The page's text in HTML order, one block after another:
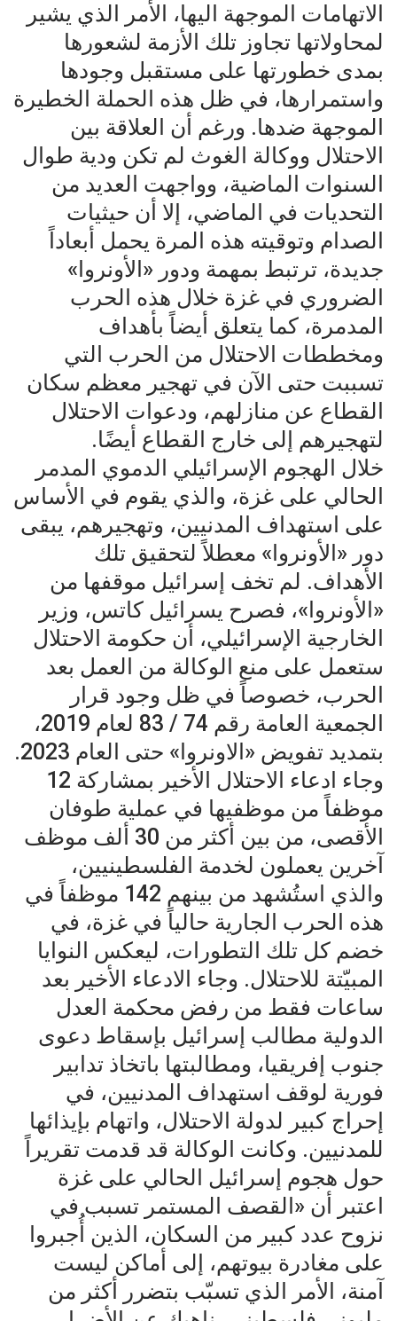
الاتهامات الموجهة اليها، الأمر الذي يشير
لمحاولاتها تجاوز تلك الأزمة لشعورها
بمدى خطورتها على مستقبل وجودها
واستمرارها، في ظل هذه الحملة الخطيرة
الموجهة ضدها. ورغم أن العلاقة بين
الاحتلال ووكالة الغوث لم تكن ودية طوال
السنوات الماضية، وواجهت العديد من
التحديات في الماضي، إلا أن حيثيات
الصدام وتوقيته هذه المرة يحمل أبعاداً
جديدة، ترتبط بمهمة ودور «الأونروا»
الضروري في غزة خلال هذه الحرب
المدمرة، كما يتعلق أيضاً بأهداف
ومخططات الاحتلال من الحرب التي
تسببت حتى الآن في تهجير معظم سكان
القطاع عن منازلهم، ودعوات الاحتلال
لتهجيرهم إلى خارج القطاع أيضًا.
خلال الهجوم الإسرائيلي الدموي المدمر
الحالي على غزة، والذي يقوم في الأساس
على استهداف المدنيين، وتهجيرهم، يبقى
دور «الأونروا» معطلاً لتحقيق تلك
الأهداف. لم تخف إسرائيل موقفها من
«الأونروا»، فصرح يسرائيل كاتس، وزير
الخارجية الإسرائيلي، أن حكومة الاحتلال
ستعمل على منع الوكالة من العمل بعد
الحرب، خصوصاً في ظل وجود قرار
الجمعية العامة رقم 74 / 83 لعام 2019،
بتمديد تفويض «الاونروا» حتى العام 2023.
وجاء ادعاء الاحتلال الأخير بمشاركة 12
موظفاً من موظفيها في عملية طوفان
الأقصى، من بين أكثر من 30 ألف موظف
آخرين يعملون لخدمة الفلسطينيين،
والذي استُشهد من بينهم 142 موظفاً في
هذه الحرب الجارية حالياً في غزة، في
خضم كل تلك التطورات، ليعكس النوايا
المبيّتة للاحتلال. وجاء الادعاء الأخير بعد
ساعات فقط من رفض محكمة العدل
الدولية مطالب إسرائيل بإسقاط دعوى
جنوب إفريقيا، ومطالبتها باتخاذ تدابير
فورية لوقف استهداف المدنيين، في
إحراج كبير لدولة الاحتلال، واتهام بإيذائها
للمدنيين. وكانت الوكالة قد قدمت تقريراً
حول هجوم إسرائيل الحالي على غزة
اعتبر أن «القصف المستمر تسبب في
نزوح عدد كبير من السكان، الذين أُجبروا
على مغادرة بيوتهم، إلى أماكن ليست
آمنة، الأمر الذي تسبّب بتضرر أكثر من